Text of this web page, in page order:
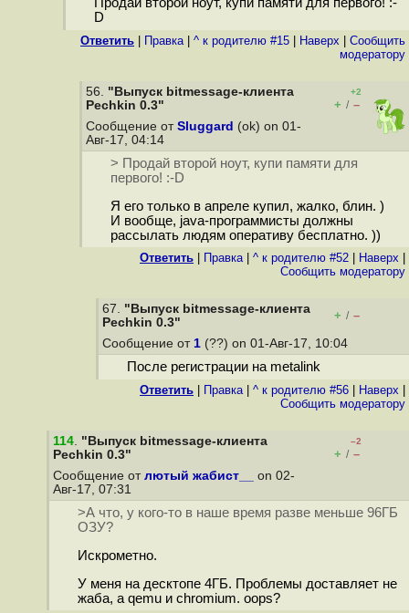
Продай второй ноут, купи памяти для первого! :-
D
Ответить Правка| ^ к родителю #15 Наверх
Cообщить
модератору
56. "Выпуск bitmessage-клиента
Pechkin 0.3"
+2
+ / –
Сообщение от Sluggard (ok) on 01-
Авг-17, 04:14
> Продай второй ноут, купи памяти для
первого! :-D
Я его только в апреле купил, жалко, блин. )
И вообще, java-программисты должны
рассылать людям оперативу бесплатно. ))
Ответить Правка| ^ к родителю #52 Наверх
Cообщить модератору
67. "Выпуск bitmessage-клиента
Pechkin 0.3"
+ / –
Сообщение от 1 (??) on 01-Авг-17, 10:04
После регистрации на metalink
Ответить Правка| ^ к родителю #56 Наверх
Cообщить модератору
114. "Выпуск bitmessage-клиента
Pechkin 0.3"
–2
+ / –
Сообщение от лютый жабист__
on 02-
Авг-17, 07:31
>А что, у кого-то в наше время разве меньше 96ГБ
ОЗУ?
Искрометно.
У меня на десктопе 4ГБ. Проблемы доставляет не
жаба, а qemu и chromium. oops?